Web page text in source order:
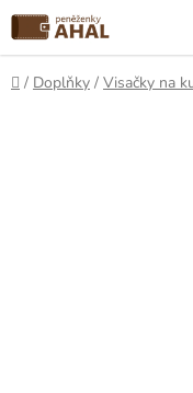
Přejít
na
obsah
Domů
/ Doplňky / Visačky na